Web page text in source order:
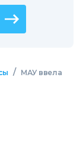
/
МАУ ввела